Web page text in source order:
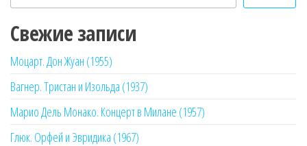
Свежие записи
Моцарт. Дон Жуан (1955)
Вагнер. Тристан и Изольда (1937)
Марио Дель Монако. Концерт в Милане (1957)
Глюк. Орфей и Эвридика (1967)